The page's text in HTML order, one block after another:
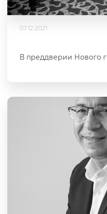
07.12.2021
В преддверии Нового